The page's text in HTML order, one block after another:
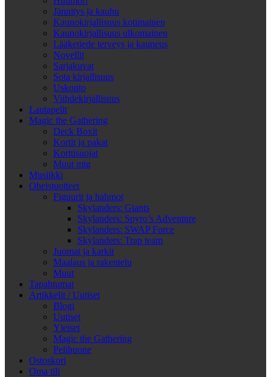
Jännitys ja kauhu
Kaunokirjallisuus kotimainen
Kaunokirjallisuus ulkomainen
Lääketiede terveys ja kauneus
Novellit
Sarjakuvat
Sota kirjallisuus
Uskonto
Viihdekirjallisuus
Lautapelit
Magic the Gathering
Deck Boxit
Kortit ja pakat
Korttisuojat
Muut mtg
Musiikki
Oheistuotteet
Figuurit ja hahmot
Skylanders: Giants
Skylanders: Spyro’s Adventure
Skylanders: SWAP Force
Skylanders: Trap team
Juomat ja karkit
Maalaus ja rakentelu
Muut
Tapahtumat
Artikkelit / Uutiset
Blogi
Uutiset
Yleiset
Magic the Gathering
Pelihuone
Ostoskori
Oma tili